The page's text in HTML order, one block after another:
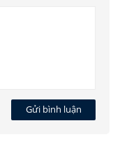
Gửi bình luận